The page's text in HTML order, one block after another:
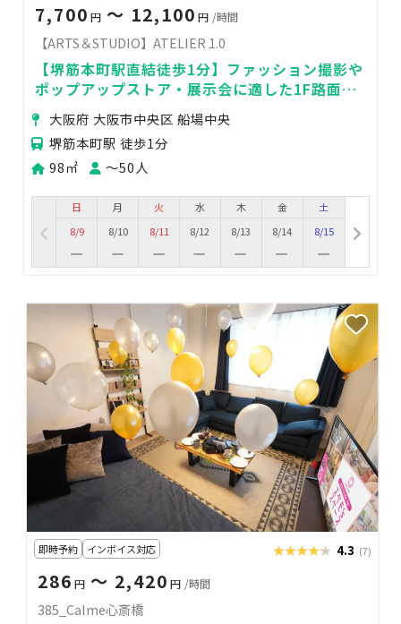
7,700 円 〜 12,100 円 /時間
【ARTS＆STUDIO】ATELIER 1.0
【堺筋本町駅直結徒歩1分】ファッション撮影や
ポップアップストア・展示会に適した1F路面好
立地のマルチスペース
大阪府 大阪市中央区 船場中央
堺筋本町駅 徒歩1分
98㎡
〜50人
日
8/9
月
8/10
火
8/11
水
8/12
木
8/13
金
8/14
土
8/15
即時予約 インボイス対応 ★★★★★
★★★★★ 4.3 (7)
286 円〜 2,420 円 /時間
385_Calme心斎橋